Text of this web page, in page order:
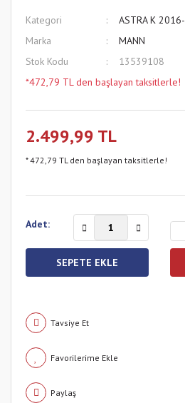
Kategori
ASTRA K 2016-
Marka
MANN
Stok Kodu
13539108
*472,79 TL den başlayan taksitlerle!
2.499,99 TL
* 472,79 TL den başlayan taksitlerle!
Adet:
SEPETE EKLE
Tavsiye Et
Paylaş